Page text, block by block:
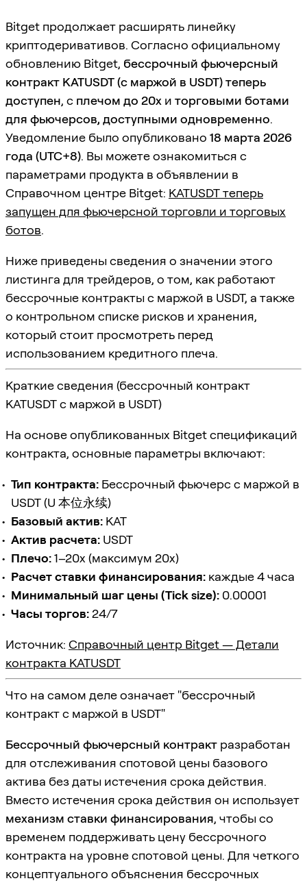
Bitget продолжает расширять линейку
криптодеривативов. Согласно официальному
обновлению Bitget, бессрочный фьючерсный
контракт KATUSDT (с маржой в USDT) теперь
доступен, с плечом до 20x и торговыми ботами
для фьючерсов, доступными одновременно.
Уведомление было опубликовано 18 марта 2026
года (UTC+8). Вы можете ознакомиться с
параметрами продукта в объявлении в
Справочном центре Bitget: KATUSDT теперь
запущен для фьючерсной торговли и торговых
ботов.
Ниже приведены сведения о значении этого
листинга для трейдеров, о том, как работают
бессрочные контракты с маржой в USDT, а также
о контрольном списке рисков и хранения,
который стоит просмотреть перед
использованием кредитного плеча.
Краткие сведения (бессрочный контракт
KATUSDT с маржой в USDT)
На основе опубликованных Bitget спецификаций
контракта, основные параметры включают:
Тип контракта: Бессрочный фьючерс с маржой в
USDT (U 本位永续)
Базовый актив: KAT
Актив расчета: USDT
Плечо:1–20x (максимум 20x)
Расчет ставки финансирования: каждые 4 часа
Минимальный шаг цены (Tick size): 0.00001
Часы торгов: 24/7
Источник: Справочный центр Bitget — Детали
контракта KATUSDT
Что на самом деле означает "бессрочный
контракт с маржой в USDT"
Бессрочный фьючерсный контракт разработан
для отслеживания спотовой цены базового
актива без даты истечения срока действия.
Вместо истечения срока действия он использует
механизм ставки финансирования, чтобы со
временем поддерживать цену бессрочного
контракта на уровне спотовой цены. Для четкого
концептуального объяснения бессрочных